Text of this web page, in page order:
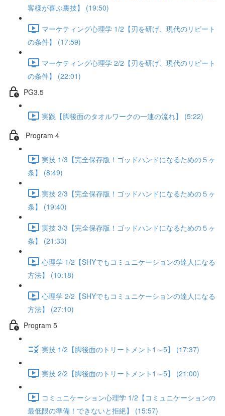
客様が喜ぶ裏技】 (19:50)
マーケティング心理学 1/2【刃を研げ、現代のリピート
の条件】 (17:59)
マーケティング心理学 2/2【刃を研げ、現代のリピート
の条件】 (22:01)
PG3.5
実践【脚後面のタオルワークの一連の流れ】 (5:22)
Program 4
実技 1/3【完全保存版！ゴッドハンドになるための５ヶ
条】 (8:49)
実技 2/3【完全保存版！ゴッドハンドになるための５ヶ
条】 (19:40)
実技 3/3【完全保存版！ゴッドハンドになるための５ヶ
条】 (21:33)
心理学 1/2【SHYでもコミュニケーションの達人になる
方法】 (10:18)
心理学 2/2【SHYでもコミュニケーションの達人になる
方法】 (27:10)
Program 5
実技 1/2【脚後面のトリートメント1～5】 (17:37)
実技 2/2【脚後面のトリートメント1～5】 (21:00)
コミュニケーション心理学 1/2【コミュニケーションの
最低限の準備！できないと拒絶】 (15:57)